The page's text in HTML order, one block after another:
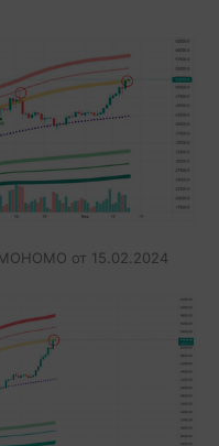
от 15.02.2024